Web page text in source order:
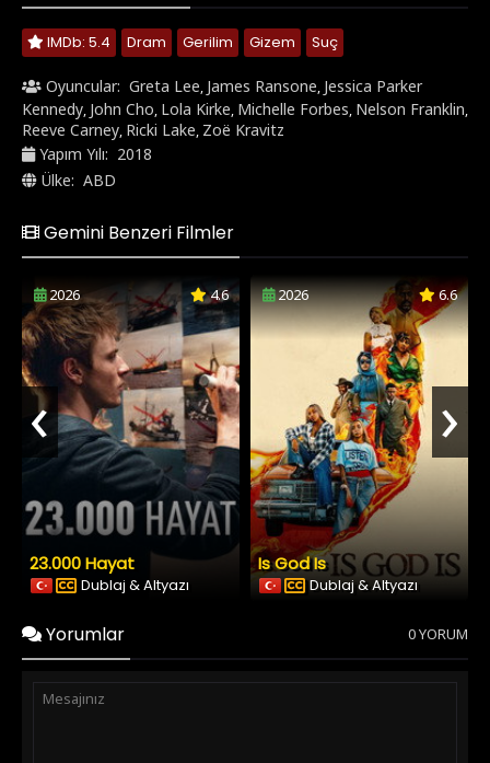
IMDb: 5.4 Dram Gerilim Gizem Suç
Oyuncular: Greta Lee, James Ransone, Jessica Parker
Kennedy, John Cho, Lola Kirke, Michelle Forbes, Nelson Franklin,
Reeve Carney, Ricki Lake, Zoë Kravitz
Yapım Yılı: 2018
Ülke: ABD
Gemini Benzeri Filmler
2026 4.6
23.000 Hayat
Dublaj & Altyazı
2026 6.6
Is God Is
Dublaj & Altyazı
‹ ›
Yorumlar 0 YORUM